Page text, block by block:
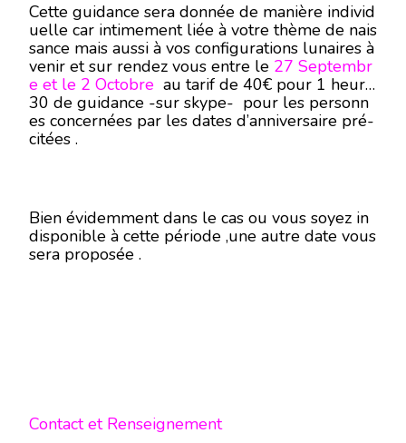
Cette guidance sera donnée de manière individ
uelle car intimement liée à votre thème de nais
sance mais aussi à vos configurations lunaires à
venir et sur rendez vous entre le 27 Septembr
e et le 2 Octobre au tarif de 40€ pour 1 heure
30 de guidance -sur skype- pour les personn
es concernées par les dates d’anniversaire pré-
citées .
Bien évidemment dans le cas ou vous soyez in
disponible à cette période ,une autre date vous
sera proposée .
Contact et Renseignement